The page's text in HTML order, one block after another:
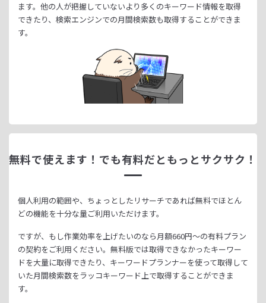
ます。 他の人が把握していないより多くのキーワード情報を取得
できたり、 検索エンジンでの月間検索数も取得することができま
す。
無料で使えます！ でも有料だともっとサクサク！
個人利用の範囲や、ちょっとしたリサーチであれば無料でほとん
どの機能を十分な量ご利用いただけます。
ですが、もし作業効率を上げたいのなら月額660円～の有料プラン
の契約をご利用ください。 無料版では取得できなかったキーワー
ドを大量に取得できたり、 キーワードプランナーを使って取得して
いた月間検索数をラッコキーワード上で取得することができま
す。